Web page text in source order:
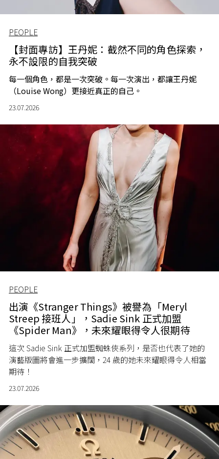
PEOPLE
【封面專訪】王丹妮：截然不同的角色探索，
永不設限的自我突破
每一個角色，都是一次突破。每一次演出，都讓王丹妮
（Louise Wong）更接近真正的自己。
23.07.2026
PEOPLE
出演《Stranger Things》被譽為「Meryl
Streep 接班人」，Sadie Sink 正式加盟
《Spider Man》，未來耀眼得令人很期待
這次 Sadie Sink 正式加盟蜘蛛俠系列，是否也代表了她的
演藝版圖將會進一步擴闊，24 歲的她未來耀眼得令人相當
期待！
23.07.2026